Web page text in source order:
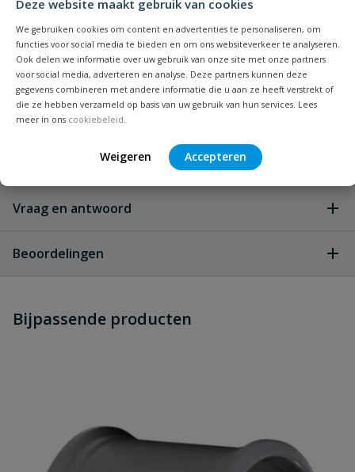
Deze website maakt gebruik van cookies
We gebruiken cookies om content en advertenties te personaliseren, om
functies voor social media te bieden en om ons websiteverkeer te analyseren.
Ook delen we informatie over uw gebruik van onze site met onze partners
voor social media, adverteren en analyse. Deze partners kunnen deze
gegevens combineren met andere informatie die u aan ze heeft verstrekt of
die ze hebben verzameld op basis van uw gebruik van hun services. Lees
meer in ons cookiebeleid.
Weigeren Accepteren
Type aansluiting manchet, spie
Kleur zwart
Materiaal PP
Dyka
Vraag en antwoord
dit product?
Beoordelingen
Schrijf zelf een beoordeling
Bijpassende producten